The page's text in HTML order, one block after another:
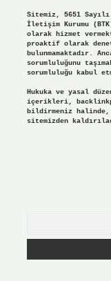
Sitemiz, 5651
İletişim Kurumu
olarak hizmet
proaktif olarak
bulunmamaktadır.
sorumluluğunu
sorumluluğu kabul
Hukuka ve yasal
içerikleri,
bildirmeniz
sitemizden